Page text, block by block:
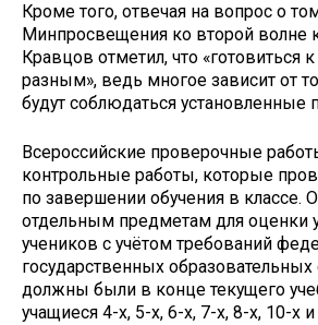
Кроме того, отвечая на вопрос о
Минпросвещения ко второй волне
Кравцов отметил, что «готовиться
разным», ведь многое зависит от
будут соблюдаться установленные
Всероссийские проверочные
контрольные работы, которые
по завершении обучения в классе.
отдельным предметам для оценки
учеников с учётом требований
государственных образовательных
должны были в конце текущего
учащиеся 4-х, 5-х, 6-х, 7-х, 8-х, 10-х